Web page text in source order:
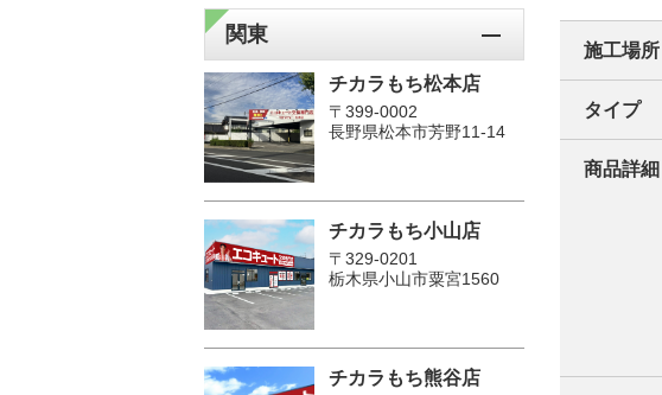
施工場所
タイプ
商品詳細
関東
チカラもち松本店
〒399-0002
長野県松本市芳野11-14
チカラもち小山店
〒329-0201
栃木県小山市粟宮1560
チカラもち熊谷店